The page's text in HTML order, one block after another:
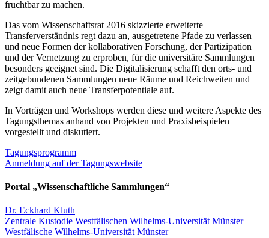
fruchtbar zu machen.
Das vom Wissenschaftsrat 2016 skizzierte erweiterte
Transferverständnis regt dazu an, ausgetretene Pfade zu verlassen
und neue Formen der kollaborativen Forschung, der Partizipation
und der Vernetzung zu erproben, für die universitäre Sammlungen
besonders geeignet sind. Die Digitalisierung schafft den orts- und
zeitgebundenen Sammlungen neue Räume und Reichweiten und
zeigt damit auch neue Transferpotentiale auf.
In Vorträgen und Workshops werden diese und weitere Aspekte des
Tagungsthemas anhand von Projekten und Praxisbeispielen
vorgestellt und diskutiert.
Tagungsprogramm
Anmeldung auf der Tagungswebsite
Portal „Wissenschaftliche Sammlungen“
Dr. Eckhard Kluth
Zentrale Kustodie Westfälischen Wilhelms-Universität Münster
Westfälische Wilhelms-Universität Münster